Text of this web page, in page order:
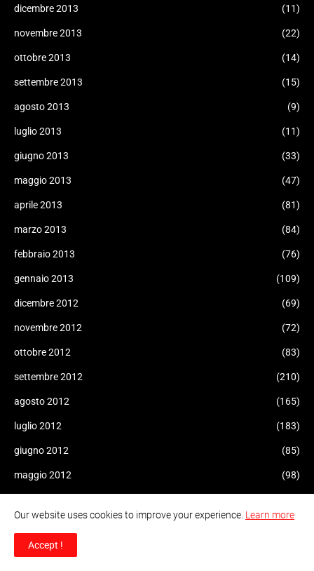
dicembre 2013 (11)
novembre 2013 (22)
ottobre 2013 (14)
settembre 2013 (15)
agosto 2013 (9)
luglio 2013 (11)
giugno 2013 (33)
maggio 2013 (47)
aprile 2013 (81)
marzo 2013 (84)
febbraio 2013 (76)
gennaio 2013 (109)
dicembre 2012 (69)
novembre 2012 (72)
ottobre 2012 (83)
settembre 2012 (210)
agosto 2012 (165)
luglio 2012 (183)
giugno 2012 (85)
maggio 2012 (98)
febbraio 2012
Our website uses cookies to improve your experience. Learn more
Accept !